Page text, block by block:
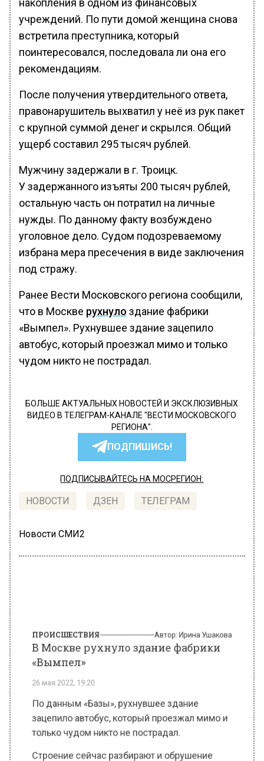
накопления в одном из финансовых
учреждений. По пути домой женщина снова
встретила преступника, который
поинтересовался, последовала ли она его
рекомендациям.
После получения утвердительного ответа,
правонарушитель выхватил у неё из рук пакет
с крупной суммой денег и скрылся. Общий
ущерб составил 295 тысяч рублей.
Мужчину задержали в г. Троицк.
У задержанного изъяты 200 тысяч рублей,
остальную часть он потратил на личные
нужды. По данному факту возбуждено
уголовное дело. Судом подозреваемому
избрана мера пресечения в виде заключения
под стражу.
Ранее Вести Московского региона сообщили,
что в Москве рухнуло здание фабрики
«Вымпел». Рухнувшее здание зацепило
автобус, который проезжал мимо и только
чудом никто не пострадал.
БОЛЬШЕ АКТУАЛЬНЫХ НОВОСТЕЙ И ЭКСКЛЮЗИВНЫХ
ВИДЕО В ТЕЛЕГРАМ-КАНАЛЕ "ВЕСТИ МОСКОВСКОГО
РЕГИОНА".
ПОДПИШИСЬ!
ПОДПИСЫВАЙТЕСЬ НА МОСРЕГИОН:
НОВОСТИ ДЗЕН ТЕЛЕГРАМ
Новости СМИ2
«Вымпел»
26 мая 2022, 19:20
По данным «Базы», рухнувшее здание
только чудом никто не пострадал.
Строение сейчас разбирают и обрушение
произошло при сносе пятого этажа —